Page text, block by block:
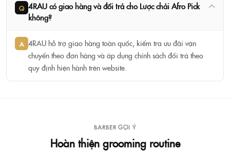
Q 4RAU có giao hàng và đổi trả cho Lược chải Afro Pick
không?
A 4RAU hỗ trợ giao hàng toàn quốc, kiểm tra ưu đãi vận
chuyển theo đơn hàng và áp dụng chính sách đổi trả theo
quy định hiện hành trên website.
BARBER GỢI Ý
Hoàn thiện grooming routine